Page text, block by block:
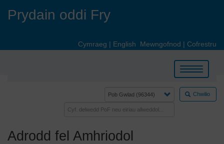
Prydain oddi Fry
Cymraeg | English Mewngofnod | Cofrestru
Toggle
navigation
Chwilio
Adrodd fel Amhriodol